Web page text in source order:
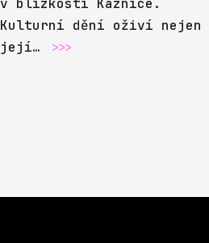
v blízkosti Káznice.
Kulturní dění oživí nejen
její…
>>>